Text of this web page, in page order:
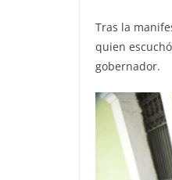
Tras la
quien
gobernador.